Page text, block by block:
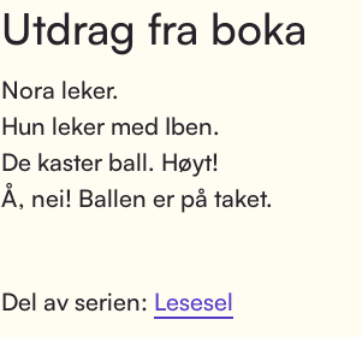
Utdrag fra boka
Nora leker.
Hun leker med Iben.
De kaster ball. Høyt!
Å, nei! Ballen er på taket.
Del av serien: Lesesel